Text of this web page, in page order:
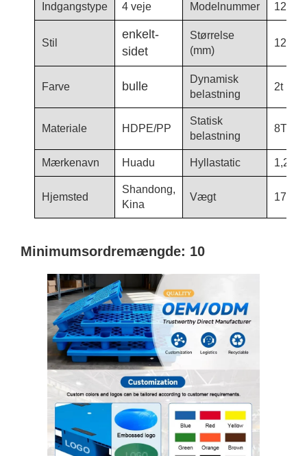
Indgangstype 4 veje Modelnummer 1210-
Stil
enkelt-
sidet
Størrelse
(mm)
Farve bulle
Dynamisk
belastning
2t
Materiale HDPE/PP
Statisk
belastning
8T
Mærkenavn Huadu Hyllastatic 1,2T
Hjemsted
Shandong,
Kina
Vægt 17,5
Minimumsordremængde: 10